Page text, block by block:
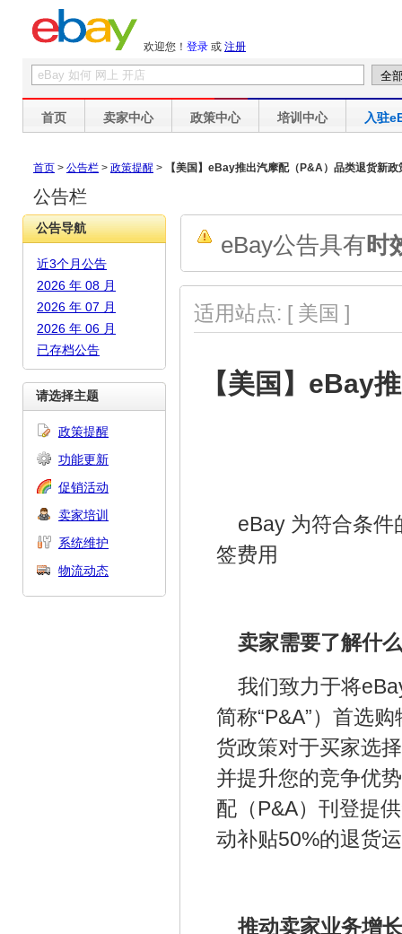
欢迎您！ 登录 或 注册
首页 卖家中心 政策中心 培训中心 入驻
首页 > 公告栏 > 政策提醒 > 【美国】eBay推出汽摩配（P&A）品类退货新
公告栏
公告导航
近3个月公告
2026 年 08 月
2026 年 07 月
2026 年 06 月
已存档公告
请选择主题
政策提醒
功能更新
促销活动
卖家培训
系统维护
物流动态
eBay公告具有时
适用站点: [ 美国 ]
【美国】eBay
eBay 为符合条件
签费用
卖家需要了解什么
我们致力于将
简称“P&A”）首选
货政策对于买家选
并提升您的竞争优
配（P&A）刊登提
动补贴50%的退货
推动卖家业务增